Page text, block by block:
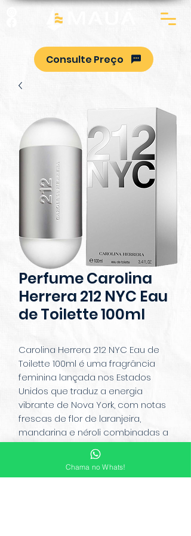
Consulte Preço
Perfume Carolina
Herrera 212 NYC Eau
de Toilette 100ml
Carolina Herrera 212 NYC Eau de
Toilette 100ml é uma fragrância
feminina lançada nos Estados
Unidos que traduz a energia
vibrante de Nova York, com notas
frescas de flor de laranjeira,
mandarina e néroli combinadas a
um coração floral de gardênia,
jasmim e rosa, apoiadas por um
fundo amadeirado de sândalo e
Chama no Whats!